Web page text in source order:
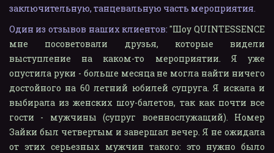
заключительную, танцевальную часть мероприятия.
Один из отзывов наших клиентов:"Шоу QUINTESSENCE
мне посоветовали друзья, которые видели
выступление на каком-то мероприятии. Я уже
опустила руки - больше месяца не могла найти ничего
достойного на 60 летний юбилей супруга. Я искала и
выбирала из женских шоу-балетов, так как почти все
гости - мужчины (супруг военнослужащий). Номер
Зайки был четвертым и завершал вечер. Я не ожидала
от этих серьезных мужчин такого: это нужно было